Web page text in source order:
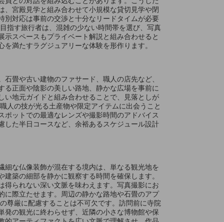
宮殿見学と組み合わせて小規模な貸切見学や閉
対応は事前の交渉と十分なリードタイムが必要
指す旅行者は、混雑の少ない時間帯を選び、写真
スペースもプライベート解説と組み合わせると
満たすラグジュアリーな体験を形作ります。
畳や古い建物のファサード、職人の店先など、
正面や陰影の美しい路地、静かな広場を事前に
地元ガイドと組み合わせることで、見落としが
人の技が光る土産物や限定アイテムに出会うこと
ットでの最適なレンズや撮影時間のアドバイス
た半日コースなど、余裕あるスケジュール設計
な仏像装飾が混在する境内は、単なる観光地を
築の細部を静かに観察する時間を確保します。
られない深い文脈を味わえます。写真撮影にお
際立たせます。周辺の静かな路地や石畳のアプ
尊厳に配慮することは不可欠です。訪問前に寺院
の観光に終わらせず、近隣の小さな博物館や保